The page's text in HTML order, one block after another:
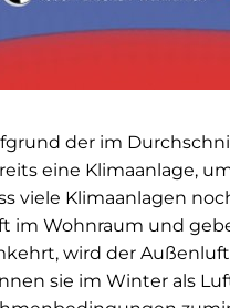
der im
eine Klimaanlage,
viele Klimaanlagen
im Wohnraum und
wird der
sie im Winter als